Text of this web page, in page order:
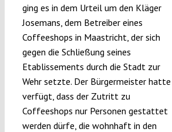
ging es in dem Urteil um den Kläger
Josemans, dem Betreiber eines
Coffeeshops in Maastricht, der sich
gegen die Schließung seines
Etablissements durch die Stadt zur
Wehr setzte. Der Bürgermeister hatte
verfügt, dass der Zutritt zu
Coffeeshops nur Personen gestattet
werden dürfe, die wohnhaft in den